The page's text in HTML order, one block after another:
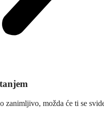
zanimljivo, možda će ti se